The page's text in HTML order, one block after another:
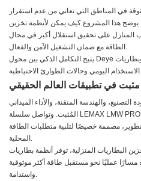
في المناطق التي تعاني من عدم استقرار
يوضح هذا المشروع كيف يمكن لأنظمة تخزين
المنازل على تحقيق استقلال أكبر في مجال
الطاقة مع ضمان التشغيل الآمن والفعال.
يتيح التكامل الذكي بين محول Deye وبطاريات LEMAX إدارة سلسة للطاقة لكل من
الاستخدام اليومي وحالات الطوارئ الاحتياطية.
مثبت في تطبيقات العالم الحقيقي
والهندسة المتقنة، والأداء الميداني
المُثبت. وتواصل سلسلة LEMAX LMW PRO دعم العملاء في جميع أنحاء العالم بحلول
مصممة خصيصًا لتلبية متطلبات الطاقة
المحلية.
البطاريات المنزلية، توفر أنظمة بطاريات
مسارًا عمليًا نحو مستقبل طاقة أكثر موثوقية
واستدامة.